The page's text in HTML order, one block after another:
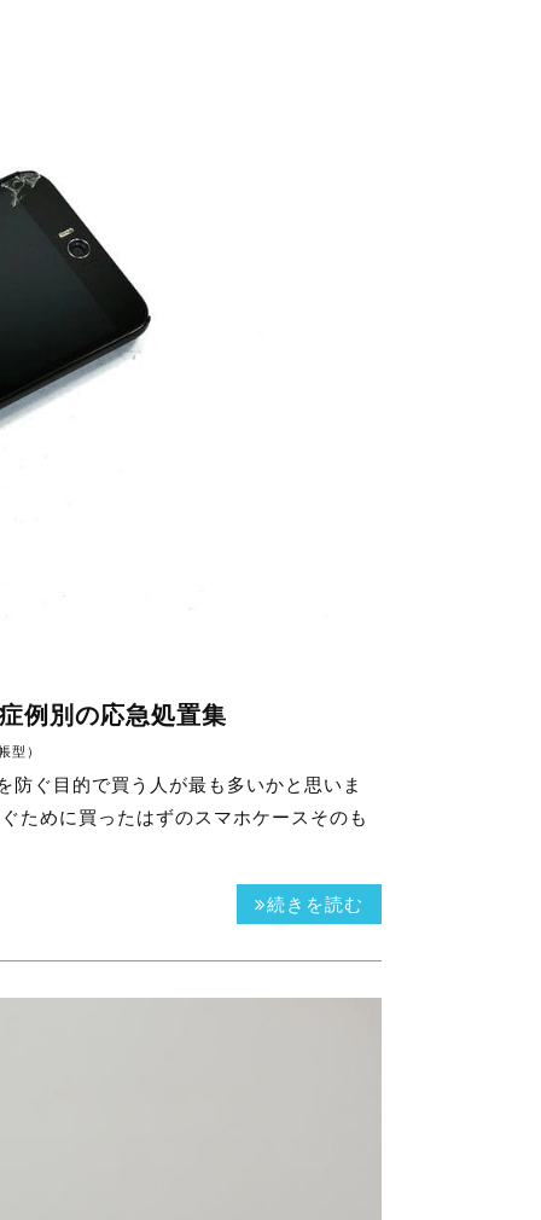
例別の応急処置集
型 ）
ぐ目的で買う人が最も多いかと思いま
ために買ったはずのスマホケースそのも
続きを読む